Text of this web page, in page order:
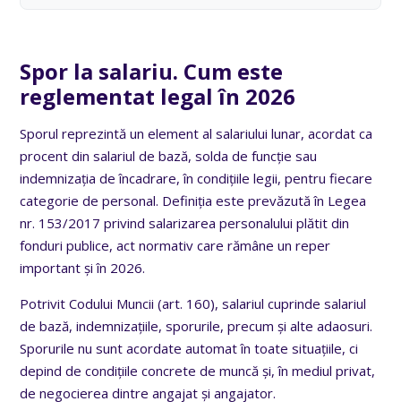
Spor la salariu. Cum este
reglementat legal în 2026
Sporul reprezintă un element al salariului lunar, acordat ca
procent din salariul de bază, solda de funcție sau
indemnizația de încadrare, în condițiile legii, pentru fiecare
categorie de personal. Definiția este prevăzută în Legea
nr. 153/2017 privind salarizarea personalului plătit din
fonduri publice, act normativ care rămâne un reper
important și în 2026.
Potrivit Codului Muncii (art. 160), salariul cuprinde salariul
de bază, indemnizațiile, sporurile, precum și alte adaosuri.
Sporurile nu sunt acordate automat în toate situațiile, ci
depind de condițiile concrete de muncă și, în mediul privat,
de negocierea dintre angajat și angajator.